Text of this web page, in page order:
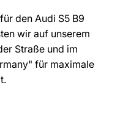
den Audi S5 B9
wir auf unserem
Straße und im
für maximale